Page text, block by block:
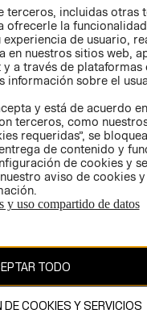
AVISO DE
COOKIES
LIBRO DE
terceros, incluidas otras
ofrecerle la
de usuario,
en nuestros sitios web,
a través de plataformas
información sobre el
y está de acuerdo
terceros, como
requeridas”, se
de contenido y
de cookies y
aviso de cookies
y uso compartido de datos
TODO
DE COOKIES Y SERVICIOS